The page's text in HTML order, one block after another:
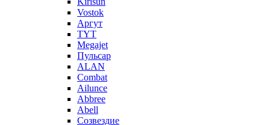
Vostok
Аргут
TYT
Megajet
Пульсар
ALAN
Combat
Ailunce
Abbree
Abell
Созвездие